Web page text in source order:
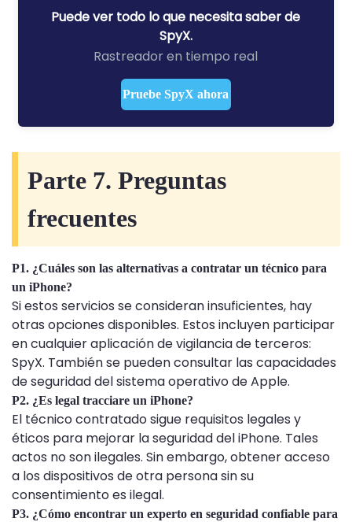
Puede ver todo lo que necesita saber de
SpyX.
Rastreador en tiempo real
Pruebe SpyX ahora
Parte 7. Preguntas
frecuentes
P1. ¿Cuáles son las alternativas a contratar un técnico para
un iPhone?
Si estos servicios se consideran insuficientes, hay
otras opciones disponibles. Estos incluyen participar
en cualquier aplicación de vigilancia de terceros:
SpyX. También se pueden consultar las capacidades
de seguridad del sistema operativo de Apple.
P2. ¿Es legal tracciare un iPhone?
El técnico contratado sigue requisitos legales y
éticos para mejorar la seguridad del iPhone. Tales
actos no son ilegales. Sin embargo, obtener acceso
a los dispositivos de otra persona sin su
consentimiento es ilegal.
P3. ¿Cómo encontrar un experto en seguridad confiable para